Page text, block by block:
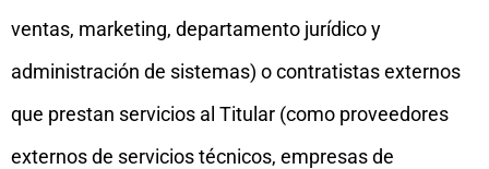
ventas, marketing, departamento jurídico y
administración de sistemas) o contratistas externos
que prestan servicios al Titular (como proveedores
externos de servicios técnicos, empresas de